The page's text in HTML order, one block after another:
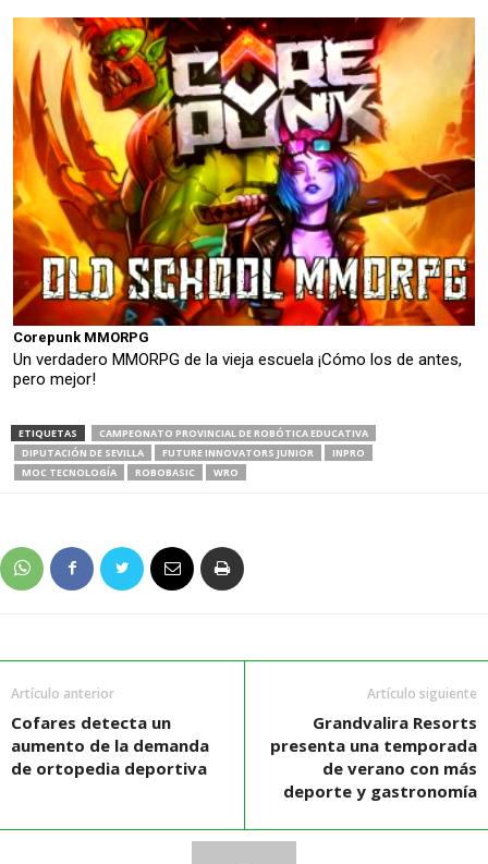
Corepunk MMORPG
Un verdadero MMORPG de la vieja escuela ¡Cómo los de antes,
pero mejor!
ETIQUETAS
CAMPEONATO PROVINCIAL DE ROBÓTICA EDUCATIVA
DIPUTACIÓN DE SEVILLA
FUTURE INNOVATORS JUNIOR
INPRO
MOC TECNOLOGÍA
ROBOBASIC WRO
Artículo anterior
Cofares detecta un
aumento de la demanda
de ortopedia deportiva
Artículo siguiente
Grandvalira Resorts
presenta una temporada
de verano con más
deporte y gastronomía